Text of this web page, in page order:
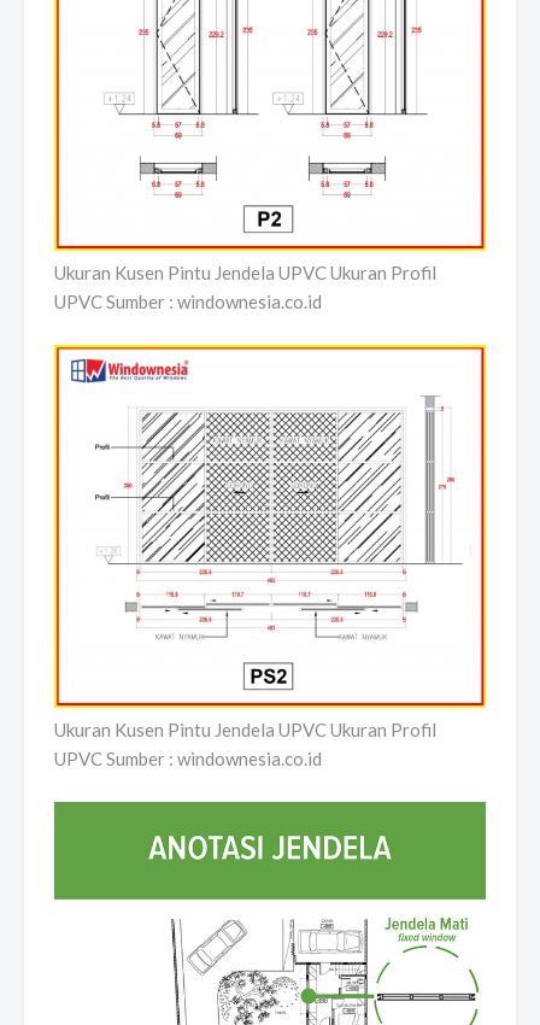
Ukuran Kusen Pintu Jendela UPVC Ukuran Profil
UPVC Sumber : windownesia.co.id
Ukuran Kusen Pintu Jendela UPVC Ukuran Profil
UPVC Sumber : windownesia.co.id